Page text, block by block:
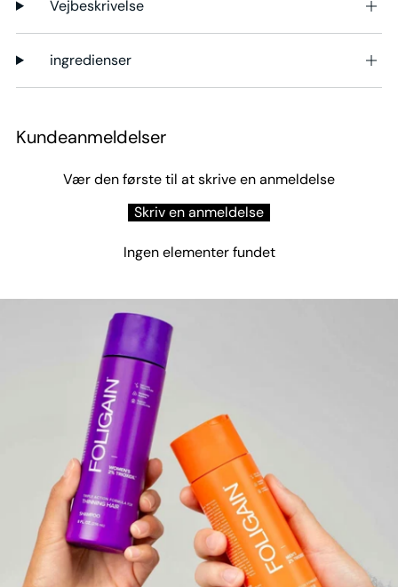
Vejbeskrivelse
ingredienser
Kundeanmeldelser
Vær den første til at skrive en anmeldelse
Skriv en anmeldelse
Ingen elementer fundet